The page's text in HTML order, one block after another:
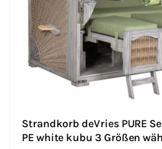
Strandkorb deVries PURE
PE white kubu 3 Größen